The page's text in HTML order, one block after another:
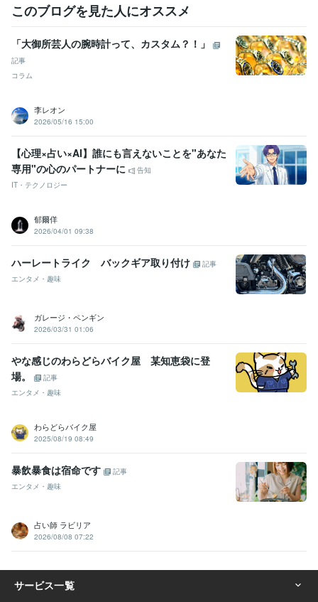
このブログを見た人にオススメ
「大御所芸人の腕時計って、カスタム？！」
記事
コラム
李レオン
2026/05/16 15:00
【心理×占い×AI】誰にも言えないことを"あなた
専用"の心のパートナーに
告知
IT・テクノロジー
郁爾佯
2026/04/01 09:38
ハーレートライク バックギア取り付け
記事
エンタメ・趣味
ガレージ・ペンギン
2026/03/31 01:06
やな感じのわらどらバイク屋 某知恵袋に登
場。
記事
エンタメ・趣味
わらどらバイク屋
2025/08/19 08:49
暴飲暴食は宿命です
記事
エンタメ・趣味
占い師 ラビリア
2026/08/08 07:22